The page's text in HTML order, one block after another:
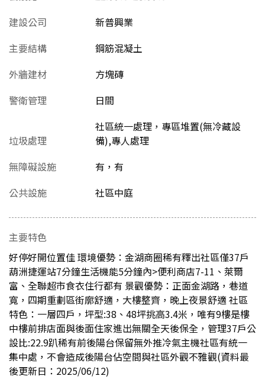
建設公司
新普興業
主要結構
鋼筋混凝土
外牆建材
方塊磚
警衛管理
日間
垃圾處理
社區統一處理，專區堆置(無冷藏設
備),專人處理
無障礙設施
有，有
公共設施
社區中庭
主要特色
好停好開位置佳 環境優勢：金湖商圈稀有釋出社區僅37戶
葫洲捷運站7分鐘生活機能5分鐘內>便利商店7-11、萊爾
富、全聯超市食衣住行都有 景觀優勢：正面金湖路，巷道
寬，四期重劃區街廓舒適，大樓整齊，晚上夜景舒適 社區
特色：一層四戶，坪型:38、48坪挑高3.4米，唯有9樓是樓
中樓前排店面與後面住家進出無關全天後保全，管理37戶公
設比:22.9趴稀有前後陽台保留無外推冷氣主機社區有統一
集中處，不會造成後陽台佔空間與社區外觀不雅觀(資料最
後更新日：2025/06/12)